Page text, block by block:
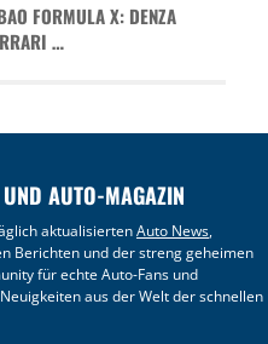
FORMULA X: DENZA
…
AUTO-MAGAZIN
aktualisiertenAuto News,
Berichten und der streng geheimen
für echte Auto-Fans und
aus der Welt der schnellen